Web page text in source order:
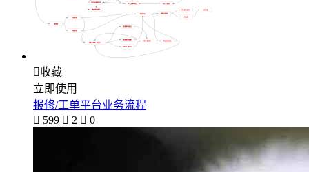
收藏
立即使用
报修/工单平台业务流程
 599  2  0